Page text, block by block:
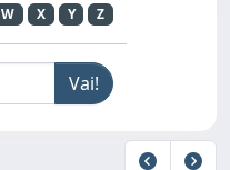
W X Y Z